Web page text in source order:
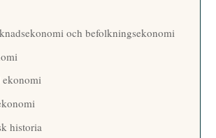
och befolkningsekonomi
historia